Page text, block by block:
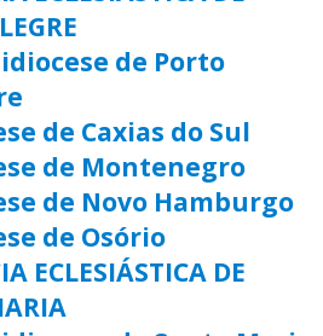
de Porto
de Caxias do Sul
de Montenegro
de Novo Hamburgo
de Osório
ECLESIÁSTICA DE